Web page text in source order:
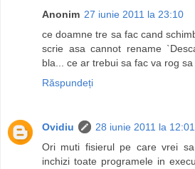
Anonim 27 iunie 2011 la 23:10
ce doamne tre sa fac cand
scrie asa cannot rename
bla... ce ar trebui sa fac va rog
Răspundeți
Ovidiu
28 iunie 2011 la 12:01
Ori muti fisierul pe care vrei
inchizi toate programele in